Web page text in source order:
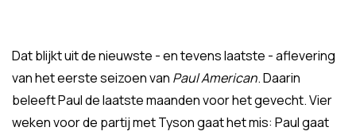
Dat blijkt uit de nieuwste - en tevens laatste - aflevering
van het eerste seizoen van Paul American. Daarin
beleeft Paul de laatste maanden voor het gevecht. Vier
weken voor de partij met Tyson gaat het mis: Paul gaat